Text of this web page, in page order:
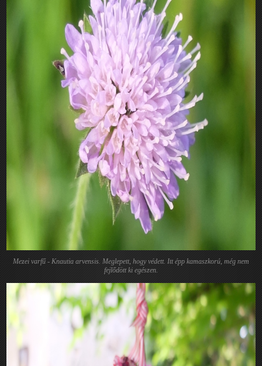
Mezei varfű - Knautia arvensis. Meglepett, hogy védett. Itt épp kamaszkorú, még nem
fejlődött ki egészen.